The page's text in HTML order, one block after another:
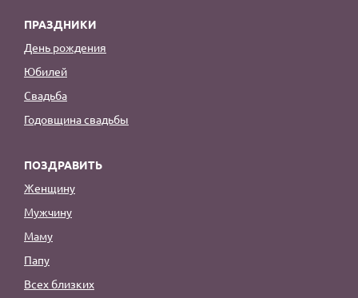
ПРАЗДНИКИ
День рождения
Юбилей
Свадьба
Годовщина свадьбы
ПОЗДРАВИТЬ
Женщину
Мужчину
Маму
Папу
Всех близких